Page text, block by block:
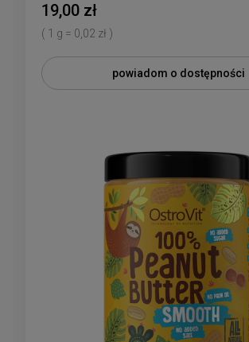
19,00 zł
( 1 g = 0,02 zł )
powiadom o dostępności